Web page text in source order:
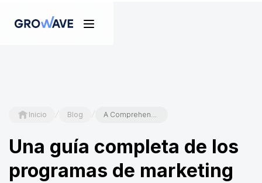
Inicio / Blog / A Comprehensive Guide to Referral Marketing Programs: Strategies, Examples, and Implementation
Una guía completa de los
programas de marketing